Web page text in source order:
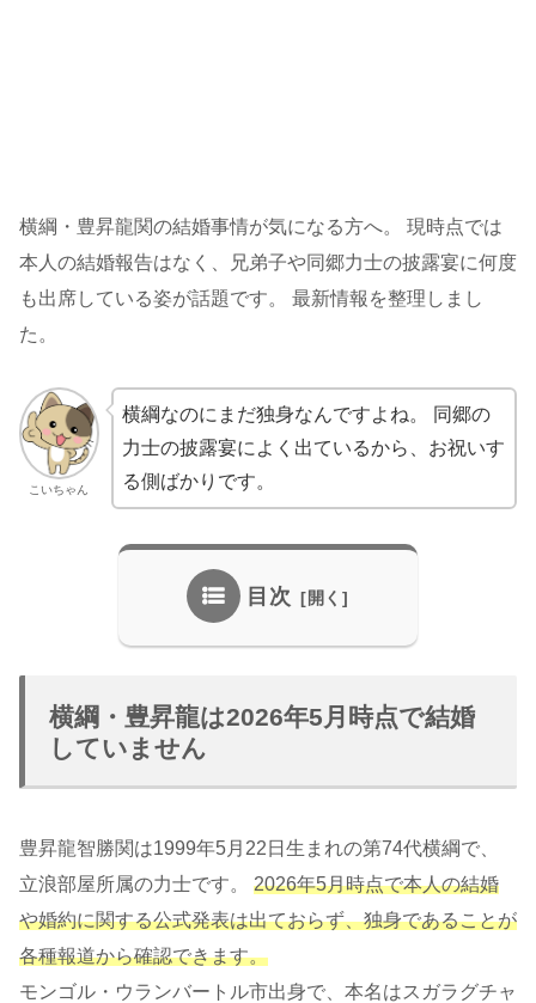
横綱・豊昇龍関の結婚事情が気になる方へ。 現時点では
本人の結婚報告はなく、兄弟子や同郷力士の披露宴に何度
も出席している姿が話題です。 最新情報を整理しまし
た。
こいちゃん
横綱なのにまだ独身なんですよね。 同郷の
力士の披露宴によく出ているから、お祝いす
る側ばかりです。
目次
横綱・豊昇龍は2026年5月時点で結婚
していません
豊昇龍智勝関は1999年5月22日生まれの第74代横綱で、
立浪部屋所属の力士です。 2026年5月時点で本人の結婚
や婚約に関する公式発表は出ておらず、独身であることが
各種報道から確認できます。
モンゴル・ウランバートル市出身で、本名はスガラグチャ